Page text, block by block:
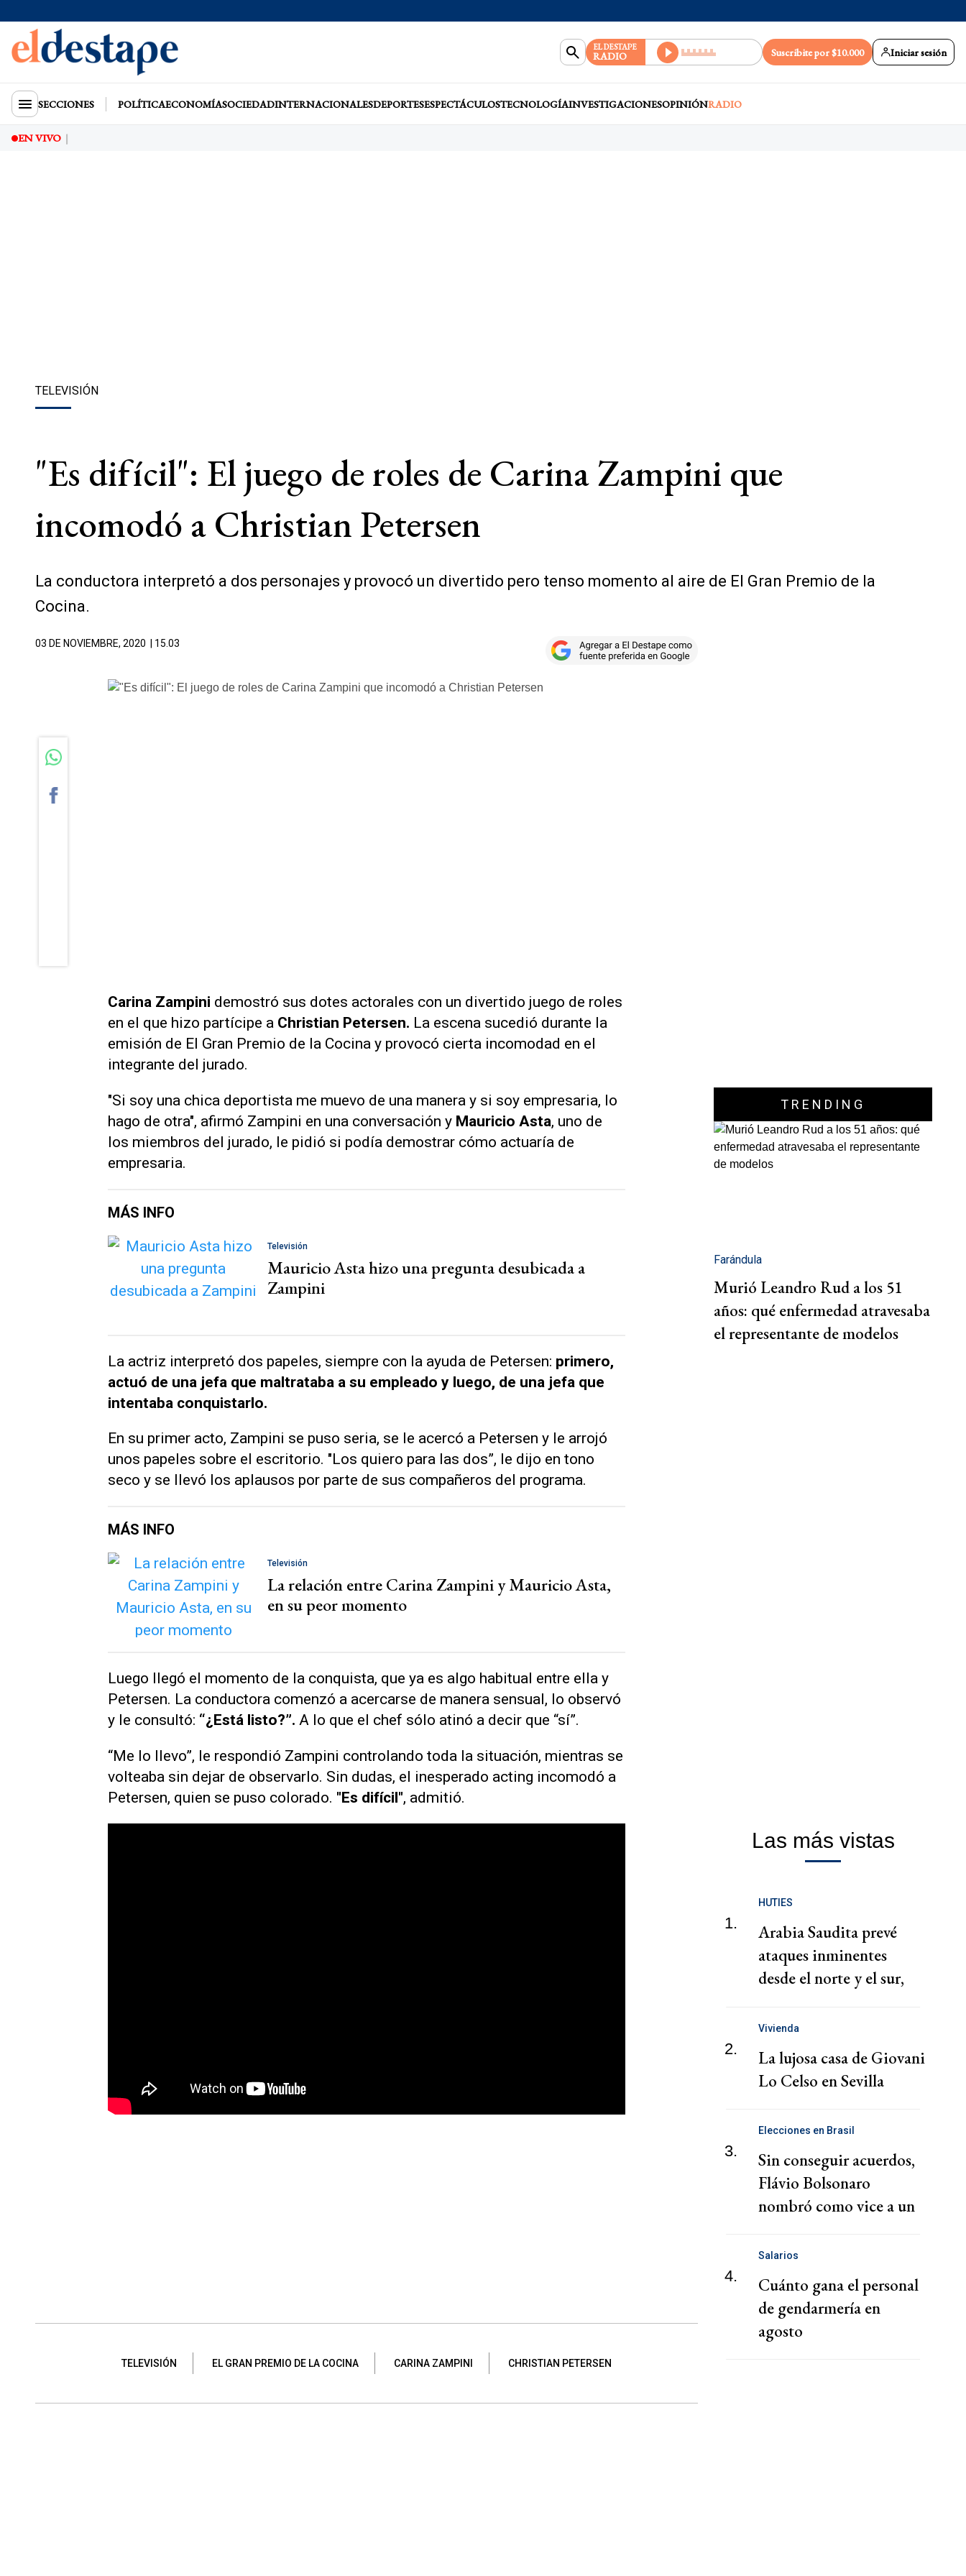
EL DESTAPE
RADIO Suscribite por $10.000 Iniciar sesión
SECCIONES POLÍTICAECONOMÍASOCIEDADINTERNACIONALESDEPORTESESPECTÁCULOSTECNOLOGÍAINVESTIGACIONESOPINIÓNRADIO
EN VIVO
TELEVISIÓN
"Es difícil": El juego de roles de Carina Zampini que
incomodó a Christian Petersen
La conductora interpretó a dos personajes y provocó un divertido pero tenso momento al aire de El Gran Premio de la
Cocina.
03 DE NOVIEMBRE, 2020 | 15.03
Carina Zampini demostró sus dotes actorales con un divertido juego de roles
en el que hizo partícipe a Christian Petersen. La escena sucedió durante la
emisión de El Gran Premio de la Cocina y provocó cierta incomodad en el
integrante del jurado.
"Si soy una chica deportista me muevo de una manera y si soy empresaria, lo
hago de otra", afirmó Zampini en una conversación y Mauricio Asta, uno de
los miembros del jurado, le pidió si podía demostrar cómo actuaría de
empresaria.
MÁS INFO
Televisión
Mauricio Asta hizo una pregunta desubicada a
Zampini
La actriz interpretó dos papeles, siempre con la ayuda de Petersen: primero,
actuó de una jefa que maltrataba a su empleado y luego, de una jefa que
intentaba conquistarlo.
En su primer acto, Zampini se puso seria, se le acercó a Petersen y le arrojó
unos papeles sobre el escritorio. "Los quiero para las dos”, le dijo en tono
seco y se llevó los aplausos por parte de sus compañeros del programa.
MÁS INFO
Televisión
La relación entre Carina Zampini y Mauricio Asta,
en su peor momento
Luego llegó el momento de la conquista, que ya es algo habitual entre ella y
Petersen. La conductora comenzó a acercarse de manera sensual, lo observó
y le consultó: “¿Está listo?”. A lo que el chef sólo atinó a decir que “sí”.
“Me lo llevo”, le respondió Zampini controlando toda la situación, mientras se
volteaba sin dejar de observarlo. Sin dudas, el inesperado acting incomodó a
Petersen, quien se puso colorado. "Es difícil", admitió.
TELEVISIÓN EL GRAN PREMIO DE LA COCINA CARINA ZAMPINI CHRISTIAN PETERSEN
TRENDING
Farándula
Murió Leandro Rud a los 51
años: qué enfermedad atravesaba
el representante de modelos
Las más vistas
1.
HUTIES
Arabia Saudita prevé
ataques inminentes
desde el norte y el sur,
2.
Vivienda
La lujosa casa de Giovani
Lo Celso en Sevilla
3.
Elecciones en Brasil
Sin conseguir acuerdos,
Flávio Bolsonaro
nombró como vice a un
4.
Salarios
Cuánto gana el personal
de gendarmería en
agosto